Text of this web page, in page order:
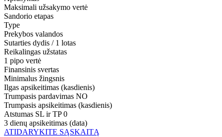
Maksimali užsakymo vertė
Sandorio etapas
Type
Prekybos valandos
Sutarties dydis / 1 lotas
Reikalingas užstatas
1 pipo vertė
Finansinis svertas
Minimalus žingsnis
Ilgas apsikeitimas (kasdienis)
Trumpasis pardavimas NO
Trumpasis apsikeitimas (kasdienis)
Atstumas SL ir TP 0
3 dienų apsikeitimas (data)
ATIDARYKITE SĄSKAITĄ